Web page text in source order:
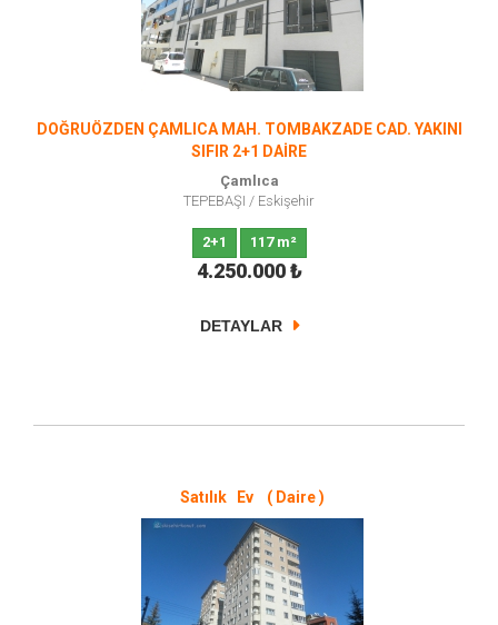
DOĞRUÖZDEN ÇAMLICA MAH. TOMBAKZADE CAD. YAKINI
SIFIR 2+1 DAİRE
Çamlıca
TEPEBAŞI / Eskişehir
2+1 117 m²
4.250.000 ₺
DETAYLAR
Satılık Ev ( Daire )